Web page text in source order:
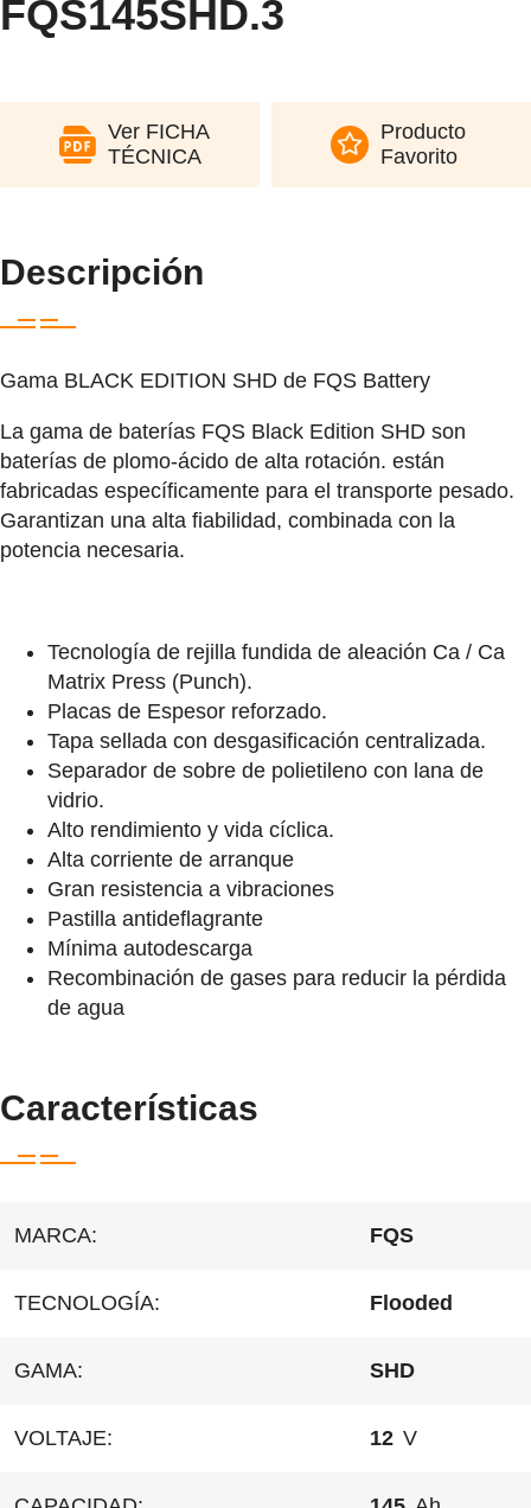
FQS145SHD.3
Ver FICHA
TÉCNICA
Producto
Favorito
Descripción
Gama BLACK EDITION SHD de FQS Battery
La gama de baterías FQS Black Edition SHD son
baterías de plomo-ácido de alta rotación. están
fabricadas específicamente para el transporte pesado.
Garantizan una alta fiabilidad, combinada con la
potencia necesaria.
Tecnología de rejilla fundida de aleación Ca / Ca
Matrix Press (Punch).
Placas de Espesor reforzado.
Tapa sellada con desgasificación centralizada.
Separador de sobre de polietileno con lana de
vidrio.
Alto rendimiento y vida cíclica.
Alta corriente de arranque
Gran resistencia a vibraciones
Pastilla antideflagrante
Mínima autodescarga
Recombinación de gases para reducir la pérdida
de agua
Características
MARCA: FQS
TECNOLOGÍA: Flooded
GAMA: SHD
VOLTAJE: 12 V